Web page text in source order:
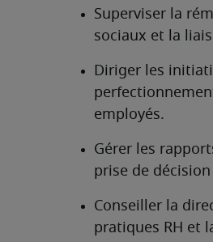
Superviser la
sociaux et la
Diriger les
employés.
Gérer les
prise de
Conseiller la
pratiques RH et